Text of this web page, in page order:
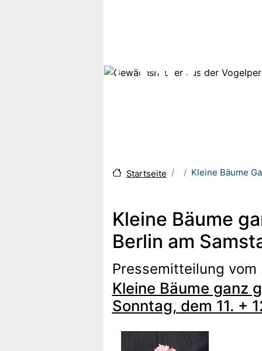
Startseite Kleine Bäume
Kleine Bäume
Berlin am
Pressemitteilung vom
Kleine Bäume ganz
Sonntag, dem 11. +